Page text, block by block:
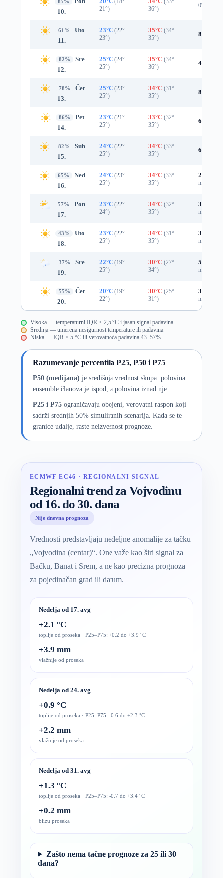
85%
10.
21°)
36°)
0%
61%
Uto
11.
23°C (22° –
23°)
35°C (34° –
35°)
8%
82%
Sre
12.
25°C (24° –
25°)
35°C (34° –
36°)
4%
78%
Čet
13.
25°C (23° –
25°)
34°C (31° –
35°)
8%
86%
Pet
14.
23°C (21° –
25°)
33°C (32° –
35°)
6%
82%
Sub
15.
24°C (22° –
25°)
34°C (33° –
35°)
6%
65%
Ned
16.
24°C (23° –
25°)
34°C (33° –
35°)
27%
mm)
57%
Pon
17.
23°C (22° –
24°)
34°C (32° –
35°)
31%
mm)
43%
Uto
18.
23°C (22° –
25°)
34°C (31° –
35°)
37%
mm)
37%
Sre
19.
22°C (19° –
25°)
30°C (27° –
34°)
59%
mm)
55%
Čet
20.
20°C (19° –
22°)
30°C (25° –
31°)
39%
mm)
Visoka — temperaturni IQR < 2,5 °C i jasan signal padavina
Srednja — umerena nesigurnost temperature ili padavina
Niska — IQR ≥ 5 °C ili verovatnoća padavina 43–57%
Razumevanje percentila P25, P50 i P75
P50 (medijana) je središnja vrednost skupa: polovina
ensemble članova je ispod, a polovina iznad nje.
P25 i P75ograničavaju obojeni, verovatni raspon koji
sadrži srednjih 50% simuliranih scenarija. Kada se te
granice udalje, raste neizvesnost prognoze.
ECMWF EC46 · REGIONALNI SIGNAL
Regionalni trend za Vojvodinu
od 16. do 30. dana
Nije dnevna prognoza
Vrednosti predstavljaju nedeljne anomalije za tačku
„Vojvodina (centar)“. One važe kao širi signal za
Bačku, Banat i Srem, a ne kao precizna prognoza
za pojedinačan grad ili datum.
Nedelja od 17. avg
+2.1 °C
toplije od proseka · P25–P75: +0.2 do +3.9 °C
+3.9 mm
vlažnije od proseka
Nedelja od 24. avg
+0.9 °C
toplije od proseka · P25–P75: -0.6 do +2.3 °C
+2.2 mm
vlažnije od proseka
Nedelja od 31. avg
+1.3 °C
toplije od proseka · P25–P75: -0.7 do +3.4 °C
+0.2 mm
blizu proseka
Zašto nema tačne prognoze za 25 ili 30
dana?